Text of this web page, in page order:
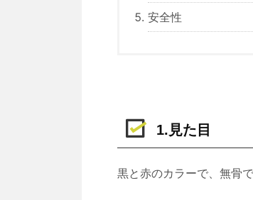
安全性
1.見た目
黒と赤のカラーで、無骨